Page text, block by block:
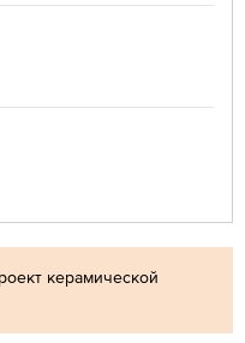
керамической